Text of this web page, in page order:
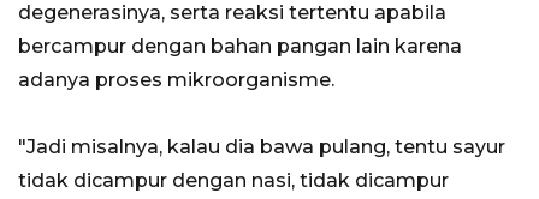
degenerasinya, serta reaksi tertentu apabila
bercampur dengan bahan pangan lain karena
adanya proses mikroorganisme.
"Jadi misalnya, kalau dia bawa pulang, tentu sayur
tidak dicampur dengan nasi, tidak dicampur